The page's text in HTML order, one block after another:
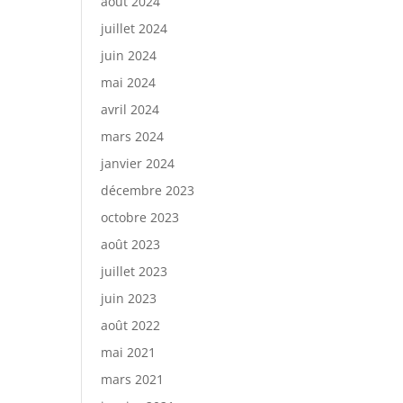
juillet 2024
juin 2024
mai 2024
avril 2024
mars 2024
janvier 2024
décembre 2023
octobre 2023
août 2023
juillet 2023
juin 2023
août 2022
mai 2021
mars 2021